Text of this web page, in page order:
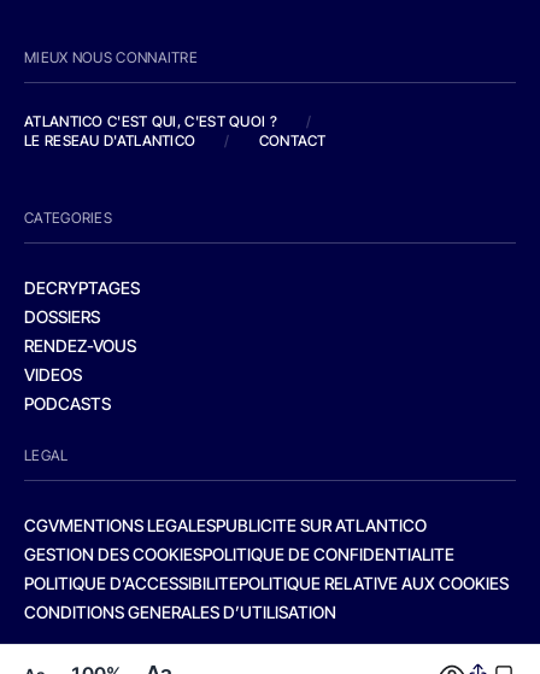
MIEUX NOUS CONNAITRE
ATLANTICO C'EST QUI, C'EST QUOI ?
/
LE RESEAU D'ATLANTICO
/ CONTACT
CATEGORIES
DECRYPTAGES
DOSSIERS
RENDEZ-VOUS
VIDEOS
PODCASTS
LEGAL
CGVMENTIONS LEGALESPUBLICITE SUR ATLANTICO
GESTION DES COOKIESPOLITIQUE DE CONFIDENTIALITE
POLITIQUE D’ACCESSIBILITEPOLITIQUE RELATIVE AUX COOKIES
CONDITIONS GENERALES D’UTILISATION